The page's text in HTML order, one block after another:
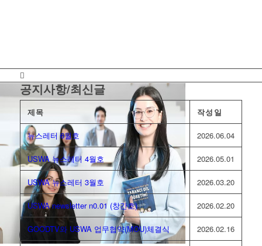
공지사항/최신글
제목 작성일
뉴스레터 6월호 2026.06.04
USWA 뉴스레터 4월호 2026.05.01
USWA 뉴스레터 3월호 2026.03.20
USWA newsletter n0.01 (창간호) 2026.02.20
GOODTV와 USWA 업무협약(MOU)체결식 2026.02.16